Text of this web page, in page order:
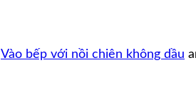
Vào bếp với nồi chiên không dầu